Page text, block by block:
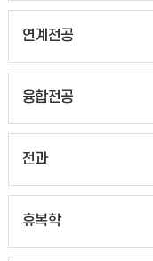
연계전공
융합전공
전과
휴복학